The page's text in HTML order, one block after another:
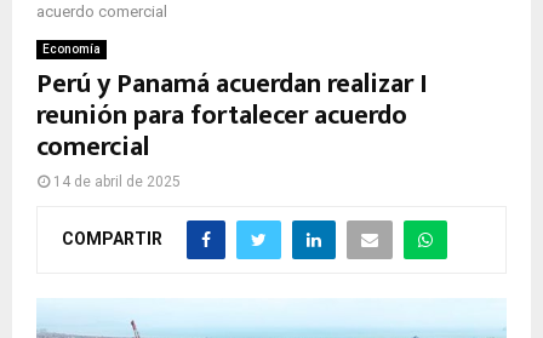
acuerdo comercial
Economía
Perú y Panamá acuerdan realizar I
reunión para fortalecer acuerdo
comercial
14 de abril de 2025
COMPARTIR